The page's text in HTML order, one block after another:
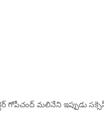
గోపీచంద్ మ‌లినేని ఇప్పుడు